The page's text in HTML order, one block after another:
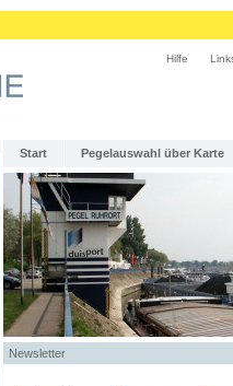
Hilfe
Start Pegelauswahl über Karte
Newsletter